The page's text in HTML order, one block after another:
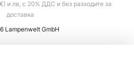
и лв, с 20% ДДС и без разходите за
доставка
Lampenwelt GmbH